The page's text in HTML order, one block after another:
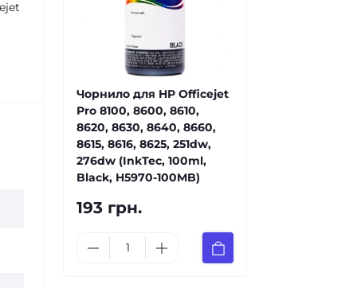
Чорнило для HP Officejet
Pro 8100, 8600, 8610,
8620, 8630, 8640, 8660,
8615, 8616, 8625, 251dw,
276dw (InkTec, 100ml,
Black, H5970-100MB)
193 грн.